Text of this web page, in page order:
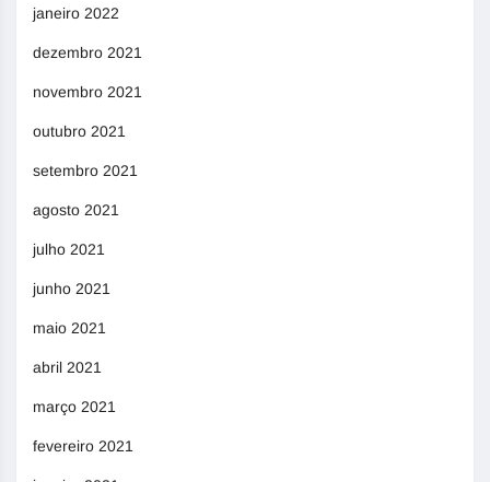
janeiro 2022
dezembro 2021
novembro 2021
outubro 2021
setembro 2021
agosto 2021
julho 2021
junho 2021
maio 2021
abril 2021
março 2021
fevereiro 2021